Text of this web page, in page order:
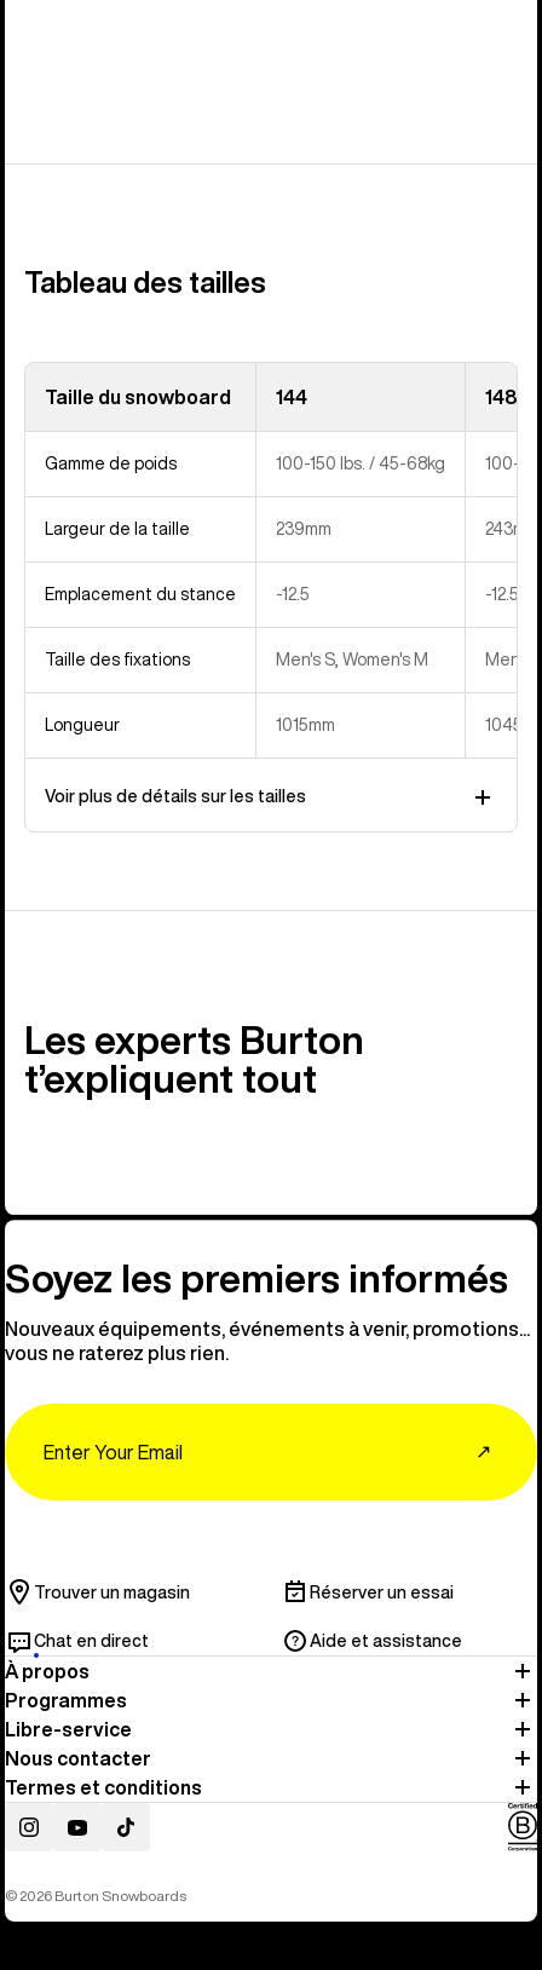
Tableau des tailles
Taille du snowboard 144 148
Gamme de poids 100-150 lbs. / 45-68kg 100-
Largeur de la taille 239mm 243mm
Emplacement du stance ‍-12.5 ‍-12.5
Taille des fixations Men's S, Women's M Men's
Longueur 1015mm
Voir plus de détails sur les tailles
Les experts Burton
t’expliquent tout
Soyez les premiers informés
Nouveaux équipements, événements à venir, promotions...
vous ne raterez plus rien.
↗
Trouver un magasin Réserver un essai
Chat en direct Aide et assistance
À propos
Programmes
Libre-service
Nous contacter
Termes et conditions
InstagramYouTubeTikTok
© 2026 Burton Snowboards